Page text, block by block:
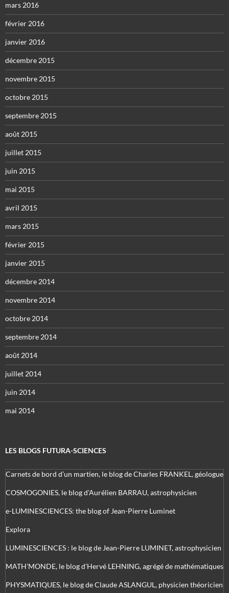
mars 2016
février 2016
janvier 2016
décembre 2015
novembre 2015
octobre 2015
septembre 2015
août 2015
juillet 2015
juin 2015
mai 2015
avril 2015
mars 2015
février 2015
janvier 2015
décembre 2014
novembre 2014
octobre 2014
septembre 2014
août 2014
juillet 2014
juin 2014
mai 2014
LES BLOGS FUTURA-SCIENCES
Carnets de bord d’un martien, le blog de Charles FRANKEL, géologue
COSMOGONIES, le blog d'Aurélien BARRAU, astrophysicien
e-LUMINESCIENCES: the blog of Jean-Pierre Luminet
Explora
LUMINESCIENCES : le blog de Jean-Pierre LUMINET, astrophysicien
MATH'MONDE, le blog d'Hervé LEHNING, agrégé de mathématiques
PHYSMATIQUES, le blog de Claude ASLANGUL, physicien théoricien